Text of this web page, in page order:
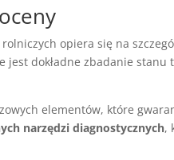
opiera się na
jest dokładne zbadanie
elementów, które
narzędzi diagnostycznych,